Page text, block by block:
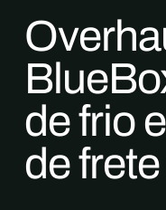
de frio
de